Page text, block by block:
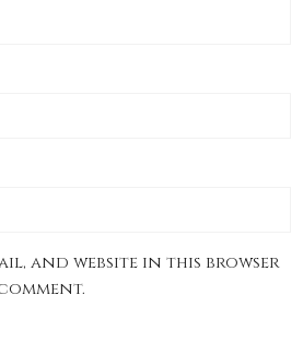
and website in this browser